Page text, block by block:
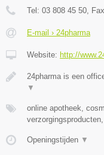
Tel: 03 808 45 50 ,
E-mail › 24pharma
Website: http://
24pharma is een
▼
online apotheek,
verzorgingsproducten,
Openingstijden ▼